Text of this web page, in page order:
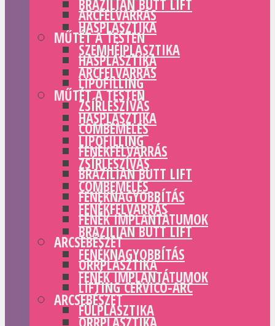
ARCFELVARRÁS
MŰTÉT A TESTEN
HASPLASZTIKA
LIPOFILLING
ZSÍRLESZÍVÁS
COMBEMELÉS
FENÉKFELVARRÁS
BRAZILIAN BUTT LIFT
FENÉKNAGYOBBÍTÁS
FENÉK IMPLANTÁTUMOK
ARCSEBÉSZET
ORRPLASZTIKA
LIFTING CERVICO-ARC
FÜLPLASZTIKA
BRAZILIAN BUTT LIFT
HASPLASZTIKA
SZEMHÉJPLASZTIKA
ARCFELVARRÁS
MŰTÉT A TESTEN
HASPLASZTIKA
LIPOFILLING
ZSÍRLESZÍVÁS
COMBEMELÉS
FENÉKFELVARRÁS
BRAZILIAN BUTT LIFT
FENÉKNAGYOBBÍTÁS
FENÉK IMPLANTÁTUMOK
ARCSEBÉSZET